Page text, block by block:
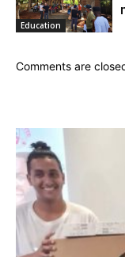
Education
Comments are